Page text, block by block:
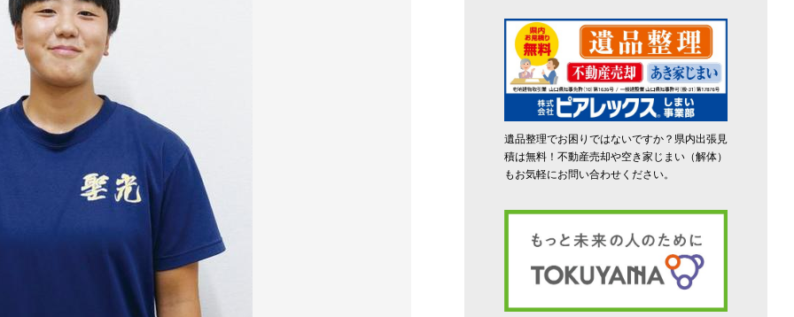
遺品整理でお困りではないですか？県内出張見
積は無料！不動産売却や空き家じまい（解体）
もお気軽にお問い合わせください。